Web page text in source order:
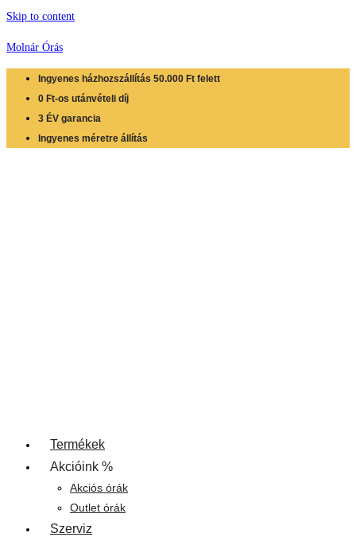
Skip to content
Molnár Órás
Ingyenes házhozszállítás 50.000 Ft felett
0 Ft-os utánvételi díj
3 ÉV garancia
Ingyenes méretre állítás
Termékek
Akcióink %
Akciós órák
Outlet órák
Szerviz